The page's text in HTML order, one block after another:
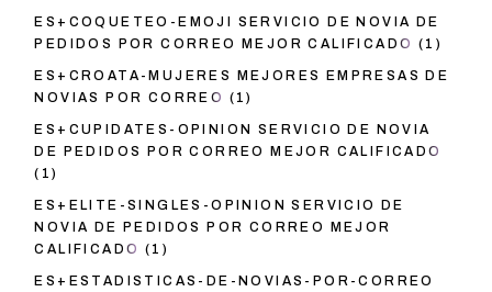
ES+COQUETEO-EMOJI SERVICIO DE NOVIA DE
PEDIDOS POR CORREO MEJOR CALIFICADO (1)
ES+CROATA-MUJERES MEJORES EMPRESAS DE
NOVIAS POR CORREO (1)
ES+CUPIDATES-OPINION SERVICIO DE NOVIA
DE PEDIDOS POR CORREO MEJOR CALIFICADO
(1)
ES+ELITE-SINGLES-OPINION SERVICIO DE
NOVIA DE PEDIDOS POR CORREO MEJOR
CALIFICADO (1)
ES+ESTADISTICAS-DE-NOVIAS-POR-CORREO